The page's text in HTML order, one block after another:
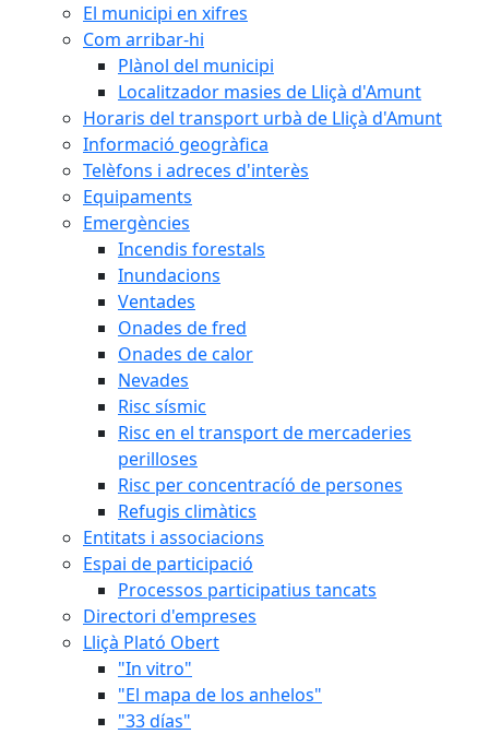
El municipi en xifres
Com arribar-hi
Plànol del municipi
Localitzador masies de Lliçà d'Amunt
Horaris del transport urbà de Lliçà d'Amunt
Informació geogràfica
Telèfons i adreces d'interès
Equipaments
Emergències
Incendis forestals
Inundacions
Ventades
Onades de fred
Onades de calor
Nevades
Risc sísmic
Risc en el transport de mercaderies
perilloses
Risc per concentracíó de persones
Refugis climàtics
Entitats i associacions
Espai de participació
Processos participatius tancats
Directori d'empreses
Lliçà Plató Obert
"In vitro"
"El mapa de los anhelos"
"33 días"